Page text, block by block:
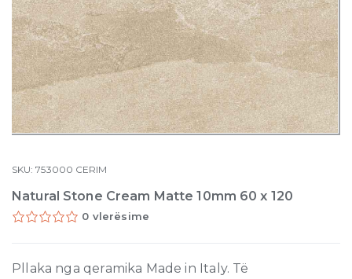
SKU:753000 CERIM
Natural Stone Cream Matte 10mm 60 x 120
0 vlerësime
Pllaka nga qeramika Made in Italy. Të